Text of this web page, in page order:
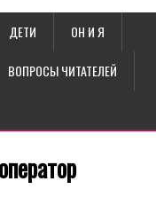
ДЕТИ ОН И Я
ВОПРОСЫ ЧИТАТЕЛЕЙ